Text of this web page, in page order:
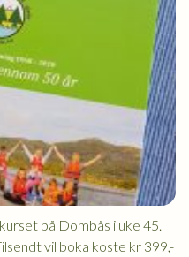
på Dombås i uke 45.
vil boka koste kr 399,-